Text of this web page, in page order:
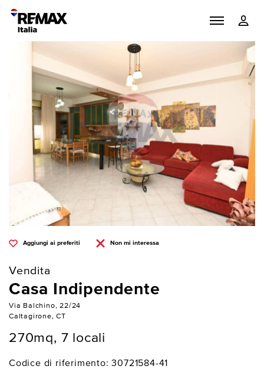
Aggiungi ai preferiti Non mi interessa
Vendita
Casa Indipendente
Via Balchino, 22/24
Caltagirone, CT
270mq, 7 locali
Codice di riferimento: 30721584-41